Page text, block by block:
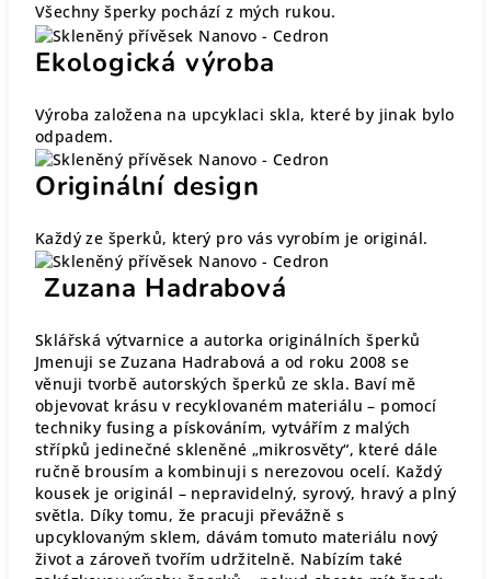
Všechny šperky pochází z mých rukou.
Ekologická výroba
Výroba založena na upcyklaci skla, které by jinak bylo
odpadem.
Originální design
Každý ze šperků, který pro vás vyrobím je originál.
Zuzana Hadrabová
Sklářská výtvarnice a autorka originálních šperků
Jmenuji se Zuzana Hadrabová a od roku 2008 se
věnuji tvorbě autorských šperků ze skla. Baví mě
objevovat krásu v recyklovaném materiálu – pomocí
techniky fusing a pískováním, vytvářím z malých
střípků jedinečné skleněné „mikrosvěty“, které dále
ručně brousím a kombinuji s nerezovou ocelí. Každý
kousek je originál – nepravidelný, syrový, hravý a plný
světla. Díky tomu, že pracuji převážně s
upcyklovaným sklem, dávám tomuto materiálu nový
život a zároveň tvořím udržitelně. Nabízím také